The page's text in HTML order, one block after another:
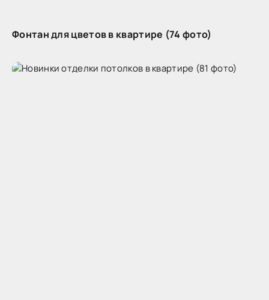
Фонтан для цветов в квартире (74 фото)